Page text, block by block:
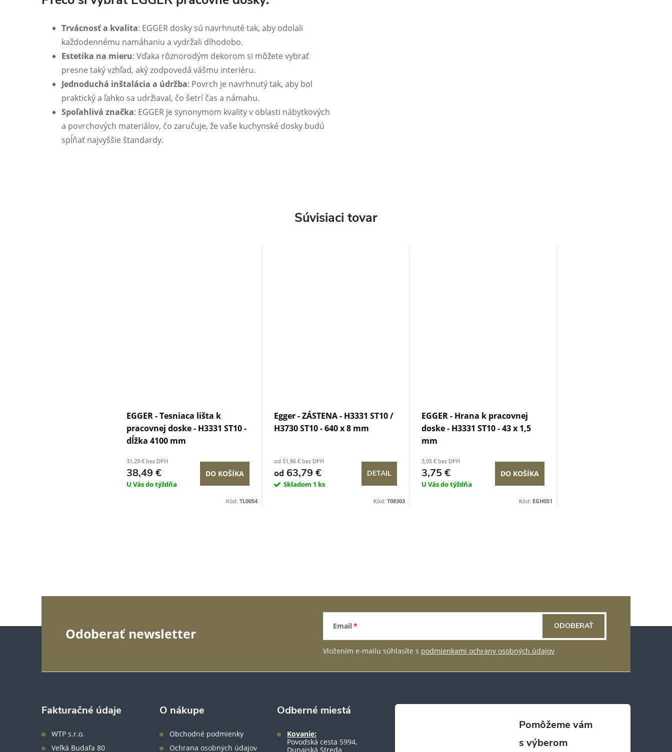
Trvácnosť a kvalita: EGGER dosky sú navrhnuté tak, aby odolali
každodennému namáhaniu a vydržali dlhodobo.
Estetika na mieru: Vďaka rôznorodým dekorom si môžete vybrať
presne taký vzhľad, aký zodpovedá vášmu interiéru.
Jednoduchá inštalácia a údržba: Povrch je navrhnutý tak, aby bol
praktický a ľahko sa udržiaval, čo šetrí čas a námahu.
Spoľahlivá značka: EGGER je synonymom kvality v oblasti nábytkových
a povrchových materiálov, čo zaručuje, že vaše kuchynské dosky budú
spĺňať najvyššie štandardy.
Súvisiaci tovar
EGGER - Tesniaca lišta k
pracovnej doske - H3331 ST10 -
dĺžka 4100 mm
31,29 € bez DPH
38,49 €
U Vás do týždňa
DO KOŠÍKA
Kód: TL0054
Egger - ZÁSTENA - H3331 ST10 /
H3730 ST10 - 640 x 8 mm
od 51,86 € bez DPH
od 63,79 €
Skladom 1 ks
DETAIL
Kód: T08303
EGGER - Hrana k pracovnej
doske - H3331 ST10 - 43 x 1,5
mm
3,05 € bez DPH
3,75 €
U Vás do týždňa
DO KOŠÍKA
Kód: EGH051
Odoberať newsletter Email
Vložením e-mailu súhlasíte s podmienkami ochrany osobných údajov
ODOBERAŤ
Fakturačné údaje
WTP s.r.o.
Veľká Budafa 80
O nákupe
Obchodné podmienky
Ochrana osobných údajov
Odberné miestá
Kovanie:
Povodská cesta 5994,
Dunajská Streda